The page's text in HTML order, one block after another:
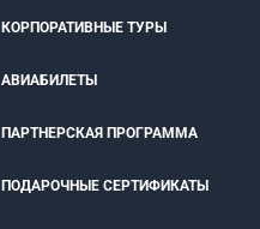
КОРПОРАТИВНЫЕ ТУРЫ
АВИАБИЛЕТЫ
ПАРТНЕРСКАЯ ПРОГРАММА
ПОДАРОЧНЫЕ СЕРТИФИКАТЫ